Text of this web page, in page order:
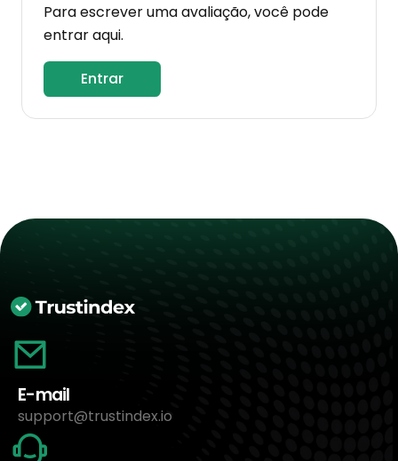
Para escrever uma avaliação, você pode
entrar aqui.
Entrar
E-mail
support@trustindex.io